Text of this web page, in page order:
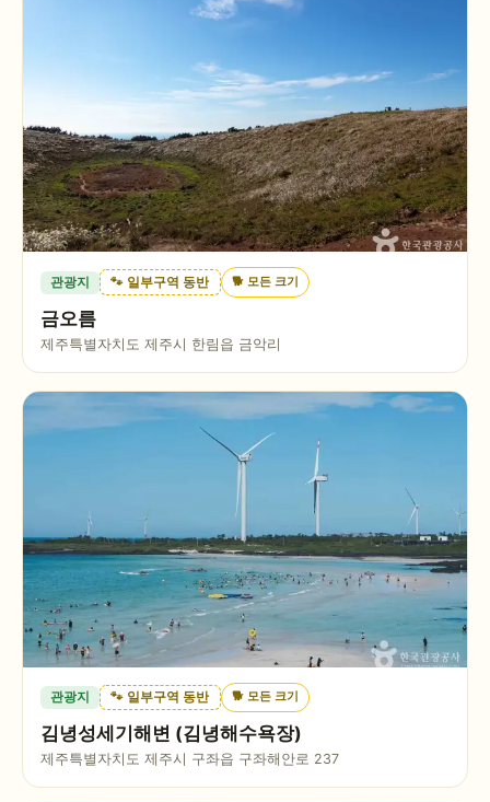
관광지 🐾 일부구역 동반 🐕 모든 크기
금오름
제주특별자치도 제주시 한림읍 금악리
관광지 🐾 일부구역 동반 🐕 모든 크기
김녕성세기해변 (김녕해수욕장)
제주특별자치도 제주시 구좌읍 구좌해안로 237